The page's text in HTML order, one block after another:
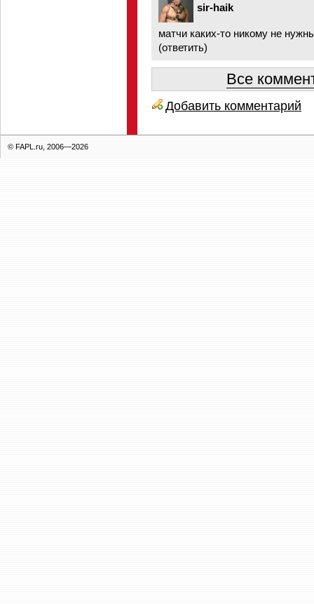
sir-haik
матчи каких-то никому не
(ответить)
Все
Добавить комментарий
© FAPL.ru, 2006—2026